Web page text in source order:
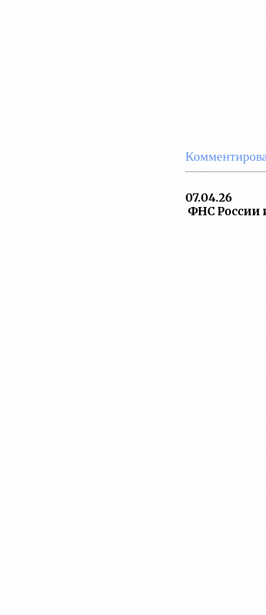
07.04.26
ФНС России